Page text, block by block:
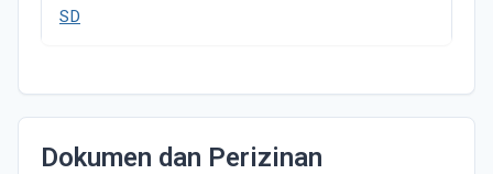
SD
Dokumen dan Perizinan